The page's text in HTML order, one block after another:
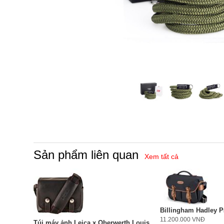
Sản phẩm liên quan Xem tất cả
Billingham Hadley
11.200.000 VNĐ